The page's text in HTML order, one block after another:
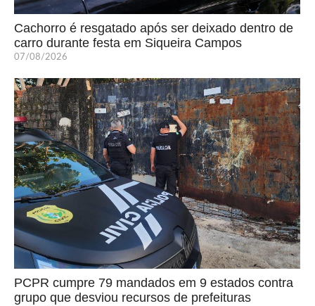
Cachorro é resgatado após ser deixado dentro de
carro durante festa em Siqueira Campos
07/08/2026
PCPR cumpre 79 mandados em 9 estados contra
grupo que desviou recursos de prefeituras